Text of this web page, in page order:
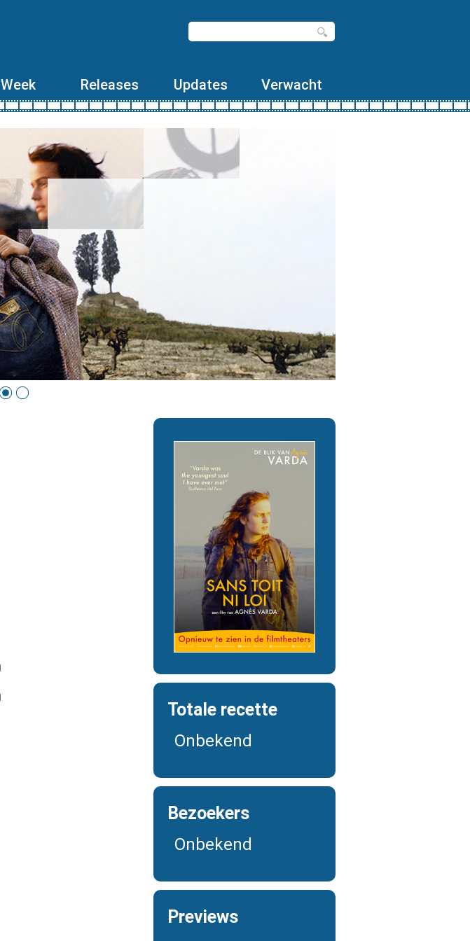
Week Releases Updates Verwacht
Totale recette
Onbekend
Bezoekers
Onbekend
Previews